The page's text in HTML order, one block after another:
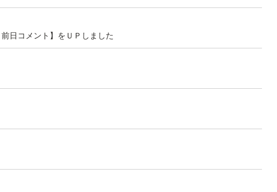
日コメント】をＵＰしました